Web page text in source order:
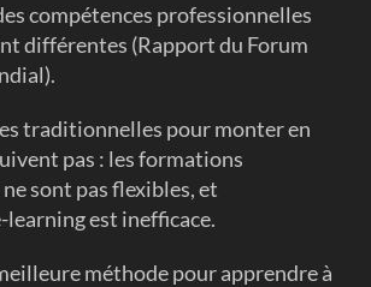
compétences professionnelles
différentes (Rapport du Forum
traditionnelles pour monter en
pas : les formations
sont pas flexibles, et
learning est inefficace.
méthode pour apprendre à